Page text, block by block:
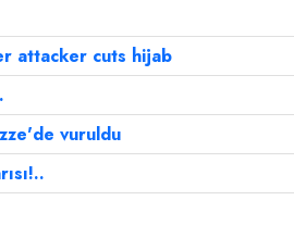
attacker cuts hijab
vuruldu